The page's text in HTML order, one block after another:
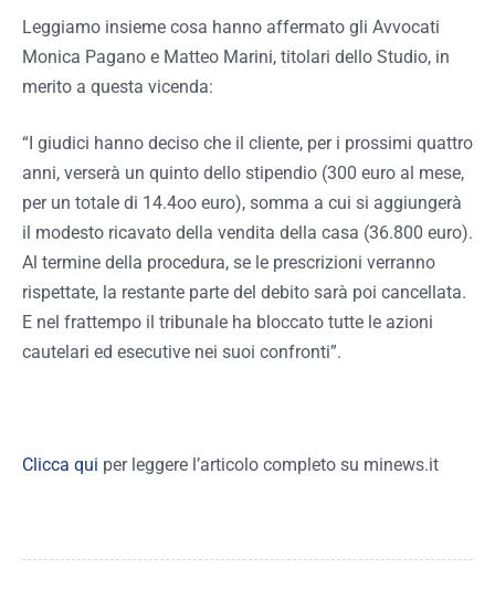
Leggiamo insieme cosa hanno affermato gli Avvocati
Monica Pagano e Matteo Marini, titolari dello Studio, in
merito a questa vicenda:
“I giudici hanno deciso che il cliente, per i prossimi quattro
anni, verserà un quinto dello stipendio (300 euro al mese,
per un totale di 14.4oo euro), somma a cui si aggiungerà
il modesto ricavato della vendita della casa (36.800 euro).
Al termine della procedura, se le prescrizioni verranno
rispettate, la restante parte del debito sarà poi cancellata.
E nel frattempo il tribunale ha bloccato tutte le azioni
cautelari ed esecutive nei suoi confronti”.
Clicca qui per leggere l’articolo completo su minews.it